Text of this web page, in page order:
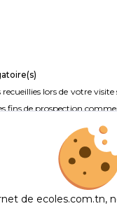
lors de votre
fins de prospection
de ecoles.com.tn,